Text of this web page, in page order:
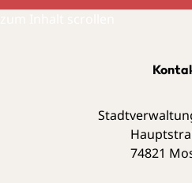
74821